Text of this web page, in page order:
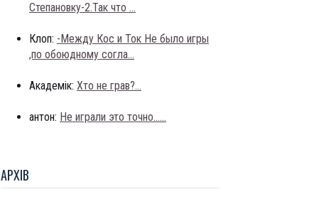
Степановку-2.Так что ...
Клоп: -Между Кос и Ток Не было игры
,по обоюдному согла...
Академік: Хто не грав?...
антон: Не играли это точно......
АРХIВ